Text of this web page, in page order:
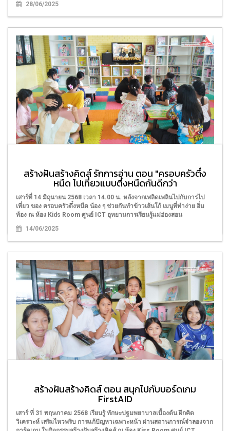
28/06/2025
การออม"
เสาร์ ที่ 21 มิถุนายน 2568 หลังชมคลิป จากรายการภาษาน่ารู้ไทใหญ่ -
ภาษาไทใหญ่ - กะเหรี่ยง ได้เล่นเกมจับคู่คำศัพท์ ณ ห้อง Kids Room ศูนย์
ICT อุทยานการเรียนรู้แม่ฮ่องสอน
สร้างฝันสร้างคิดส์ รักการอ่าน ตอน "ครอบครัวตึ๋ง
หนืด ไปเที่ยวแบบตึ๋งหนืดกันดีกว่า
เสาร์ที่ 14 มิถุนายน 2568 เวลา 14.00 น. หลังจากเพลิดเพลินไปกับการไป
เที่ยว ของ ครอบครัวตึ๋งหนืด น้อง ๆ ช่วยกันทำข้าวเส้นโก้ เมนูที่ทำง่าย อิ่ม
ท้อง ณ ห้อง Kids Room ศูนย์ ICT อุทยานการเรียนรู้แม่ฮ่องสอน
14/06/2025
สร้างฝันสร้างคิดส์ ตอน ตะกร้าใส่เหรียญจากเศษ
กระดาษ
เสาร์ ที่ 7 มิถุนายน 2568 น้อง ๆ ร่วมประดิษฐ์ตะกร้าใส่เหรียญจากกระดาษ
เหลือใช้ ทำด้วยความตั้งใจ และตกแต่งตะกร้าออกมาได้สวย กิจกรรมจัดขึ้น
ณ ห้อง Kids Room ศูนย์ ICT อุทยานการเรียนรู้แม่ฮ่องสอน
สร้างฝันสร้างคิดส์ ตอน สนุกไปกับบอร์ดเกม
FirstAID
เสาร์ ที่ 31 พฤษภาคม 2568 เรียนรู้ ทักษะปฐมพยาบาลเบื้องต้น ฝึกคิด
วิเคราะห์ เสริมไหวพริบ การแก้ปัญหาเฉพาะหน้า ผ่านสถานการณ์จำลองจาก